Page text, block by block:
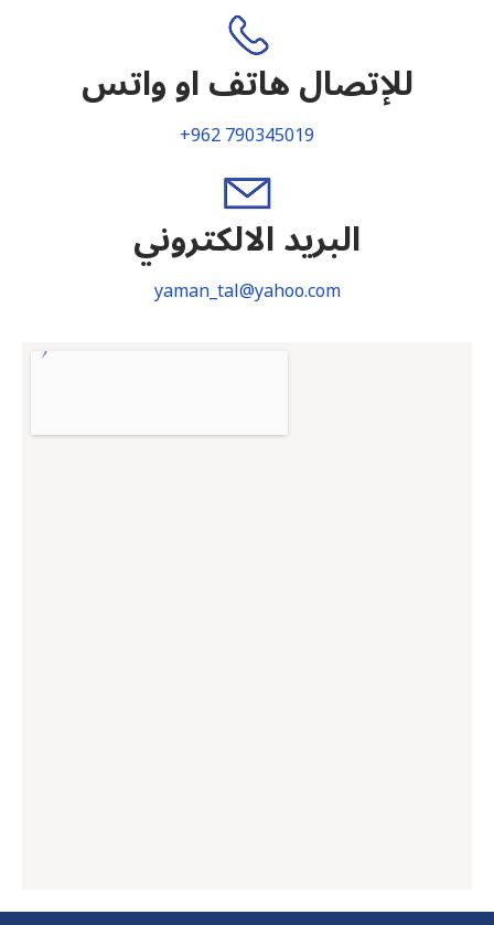
للإتصال هاتف او واتس
+962 790345019
البريد الالكتروني
yaman_tal@yahoo.com